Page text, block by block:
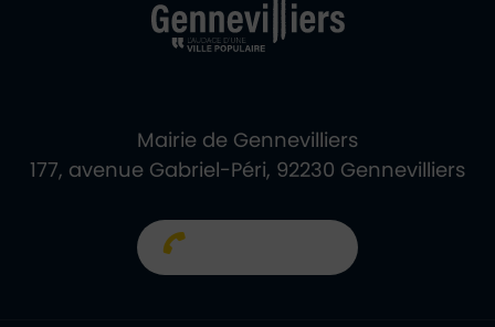
Mairie de Gennevilliers
177, avenue Gabriel-Péri, 92230 Gennevilliers